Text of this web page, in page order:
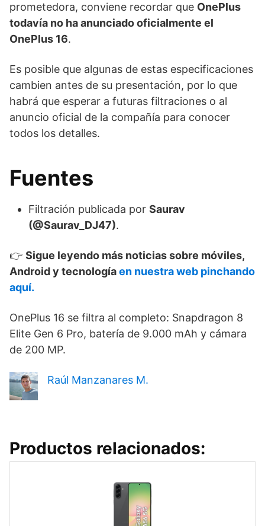
prometedora, conviene recordar que OnePlus
todavía no ha anunciado oficialmente el
OnePlus 16.
Es posible que algunas de estas especificaciones
cambien antes de su presentación, por lo que
habrá que esperar a futuras filtraciones o al
anuncio oficial de la compañía para conocer
todos los detalles.
Fuentes
Filtración publicada por Saurav
(@Saurav_DJ47).
👉 Sigue leyendo más noticias sobre móviles,
Android y tecnologíaen nuestra web pinchando
aquí.
OnePlus 16 se filtra al completo: Snapdragon 8
Elite Gen 6 Pro, batería de 9.000 mAh y cámara
de 200 MP.
Raúl Manzanares M.
Productos relacionados: